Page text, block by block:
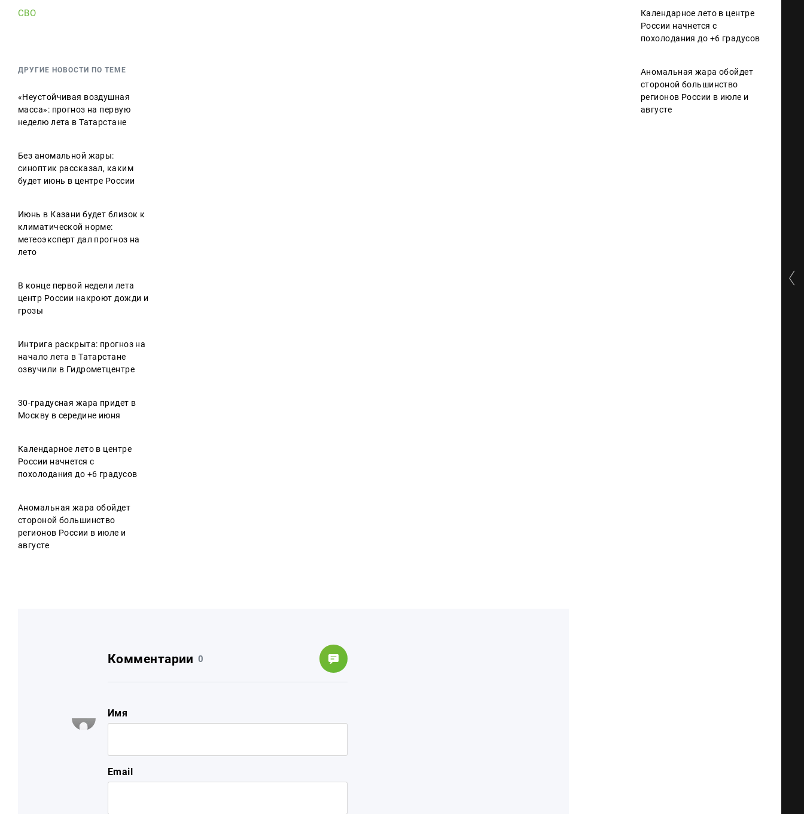
СВО
ДРУГИЕ НОВОСТИ ПО ТЕМЕ
«Неустойчивая воздушная
масса»: прогноз на первую
неделю лета в Татарстане
Без аномальной жары:
синоптик рассказал, каким
будет июнь в центре России
Июнь в Казани будет близок к
климатической норме:
метеоэксперт дал прогноз на
лето
В конце первой недели лета
центр России накроют дожди и
грозы
Интрига раскрыта: прогноз на
начало лета в Татарстане
озвучили в Гидрометцентре
30-градусная жара придет в
Москву в середине июня
Календарное лето в центре
России начнется с
похолодания до +6 градусов
Аномальная жара обойдет
стороной большинство
регионов России в июле и
августе
Комментарии 0
Имя
Email
Календарное лето в центре
России начнется с
похолодания до +6 градусов
Аномальная жара обойдет
стороной большинство
регионов России в июле и
августе